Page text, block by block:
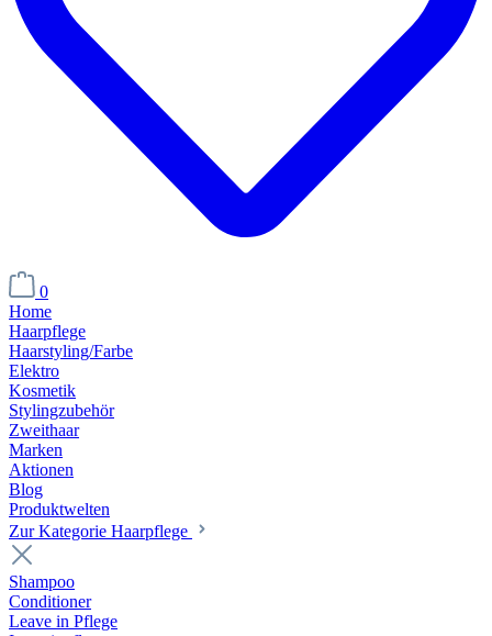
0
Home
Haarpflege
Haarstyling/Farbe
Elektro
Kosmetik
Stylingzubehör
Zweithaar
Marken
Aktionen
Blog
Produktwelten
Zur Kategorie Haarpflege
Shampoo
Conditioner
Leave in Pflege